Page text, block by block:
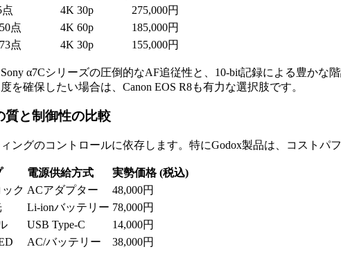
点 4K 30p
275,000円
点 4K 60p
185,000円
点 4K 30p 155,000円
α7Cシリーズの圧倒的なAF追従性と、10-bit記録による豊かな
を確保したい場合は、Canon EOS R8も有力な選択肢です。
質と制御性の比較
ングのコントロールに依存します。特にGodox製品は、コストパ
電源供給方式
実勢価格 (税込)
ク ACアダプター
48,000円
Li-ionバッテリー 78,000円
USB Type-C
14,000円
AC/バッテリー 38,000円